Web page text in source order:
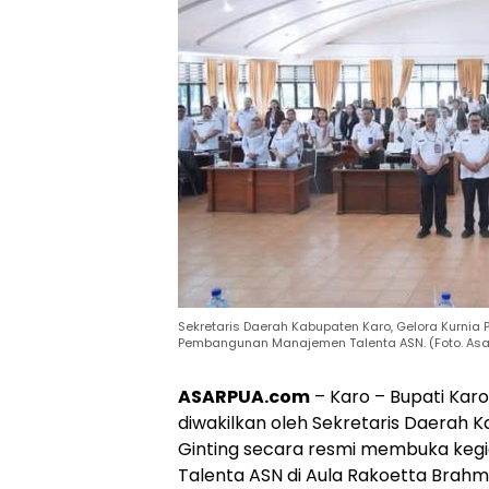
Sekretaris Daerah Kabupaten Karo, Gelora
Pembangunan Manajemen Talenta ASN. (Foto.
ASARPUA.com – Karo – Bupati
diwakilkan oleh Sekretaris Daerah
Ginting secara resmi membuka
Talenta ASN di Aula Rakoetta